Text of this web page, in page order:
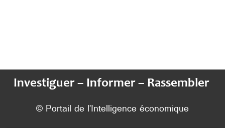
Investiguer – Informer – Rassembler
© Portail de l’Intelligence économique